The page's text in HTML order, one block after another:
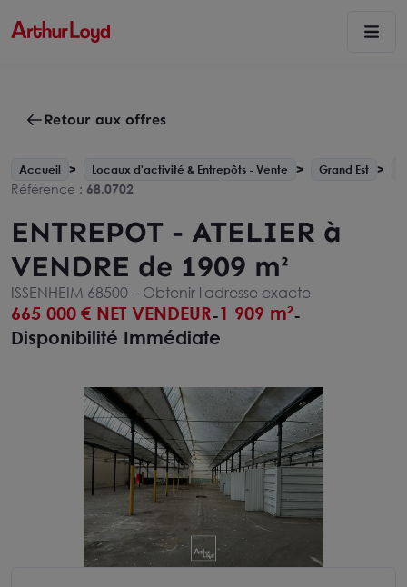
Retour aux offres
Accueil Locaux d'activité & Entrepôts - Vente Grand Est
Référence : 68.0702
ENTREPOT - ATELIER à
VENDRE de 1909 m²
ISSENHEIM 68500 – Obtenir l'adresse exacte
665 000 € NET VENDEUR-1 909 m²-
Disponibilité Immédiate